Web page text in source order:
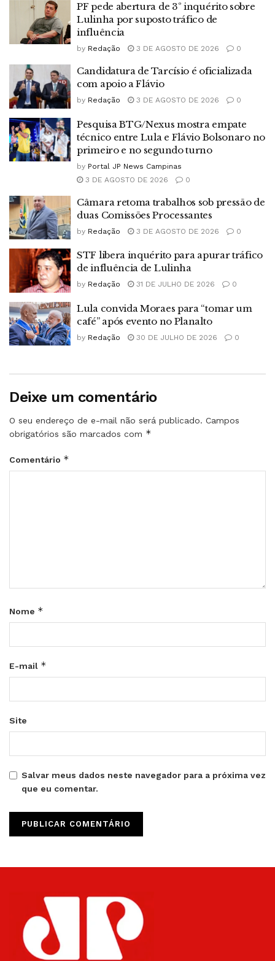
PF pede abertura de 3º inquérito sobre
Lulinha por suposto tráfico de
influência
by Redação 3 DE AGOSTO DE 2026 0
Candidatura de Tarcísio é oficializada
com apoio a Flávio
by Redação 3 DE AGOSTO DE 2026 0
Pesquisa BTG/Nexus mostra empate
técnico entre Lula e Flávio Bolsonaro no
primeiro e no segundo turno
by Portal JP News Campinas
3 DE AGOSTO DE 2026
0
Câmara retoma trabalhos sob pressão de
duas Comissões Processantes
by Redação 3 DE AGOSTO DE 2026 0
STF libera inquérito para apurar tráfico
de influência de Lulinha
by Redação 31 DE JULHO DE 2026 0
Lula convida Moraes para “tomar um
café” após evento no Planalto
by Redação 30 DE JULHO DE 2026 0
Deixe um comentário
O seu endereço de e-mail não será publicado. Campos
obrigatórios são marcados com *
Comentário *
Nome *
E-mail *
Site
Salvar meus dados neste navegador para a próxima vez
que eu comentar.